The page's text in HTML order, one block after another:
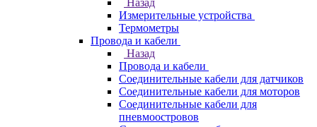
Назад
Измерительные устройства
Термометры
Провода и кабели
Назад
Провода и кабели
Соединительные кабели для датчиков
Соединительные кабели для моторов
Соединительные кабели для
пневмоостровов